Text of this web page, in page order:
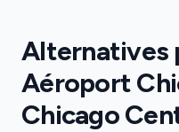
Alternatives
Aéroport
Chicago